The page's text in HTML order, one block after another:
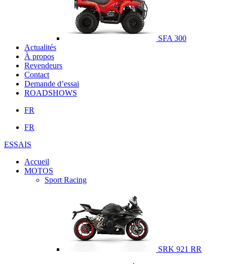
SFA 300
Actualités
À propos
Revendeurs
Contact
Demande d’essai
ROADSHOWS
FR
FR
ESSAIS
Accueil
MOTOS
Sport Racing
SRK 921 RR